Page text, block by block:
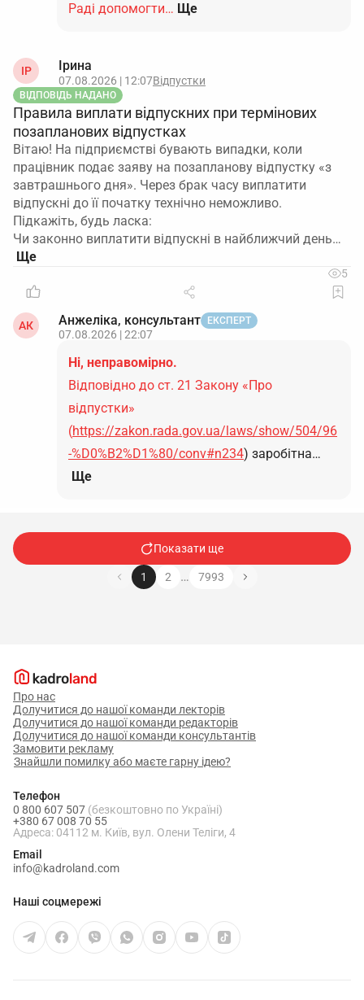
Раді допомогти… Ще
ІР Ірина
07.08.2026 | 12:07Відпустки
ВІДПОВІДЬ НАДАНО
Правила виплати відпускних при термінових
позапланових відпустках
Вітаю! На підприємстві бувають випадки, коли
працівник подає заяву на позапланову відпустку «з
завтрашнього дня». Через брак часу виплатити
відпускні до її початку технічно неможливо.
Підкажіть, будь ласка:
Чи законно виплатити відпускні в найближчий день…
5
АК Анжеліка, консультант ЕКСПЕРТ
07.08.2026 | 22:07
Ні, неправомірно.
Відповідно до ст. 21 Закону «Про
відпустки»
(https://zakon.rada.gov.ua/laws/show/504/96
-%D0%B2%D1%80/conv#n234) заробітна…
Ще
Показати ще
1 2 … 7993
Про нас
Долучитися до нашої команди лекторів
Долучитися до нашої команди редакторів
Долучитися до нашої команди консультантів
Замовити рекламу
Знайшли помилку або маєте гарну ідею?
Телефон
0 800 607 507 (безкоштовно по Україні)
+380 67 008 70 55
Адреса: 04112 м. Київ, вул. Олени Теліги, 4
Email
info@kadroland.com
Наші соцмережі